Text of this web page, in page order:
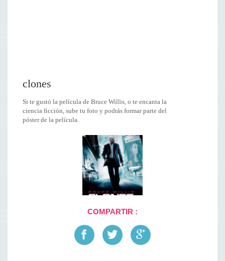
clones
Si te gustó la película de Bruce Willis, o te encanta la
ciencia ficción, sube tu foto y podrás formar parte del
póster de la película.
COMPARTIR :